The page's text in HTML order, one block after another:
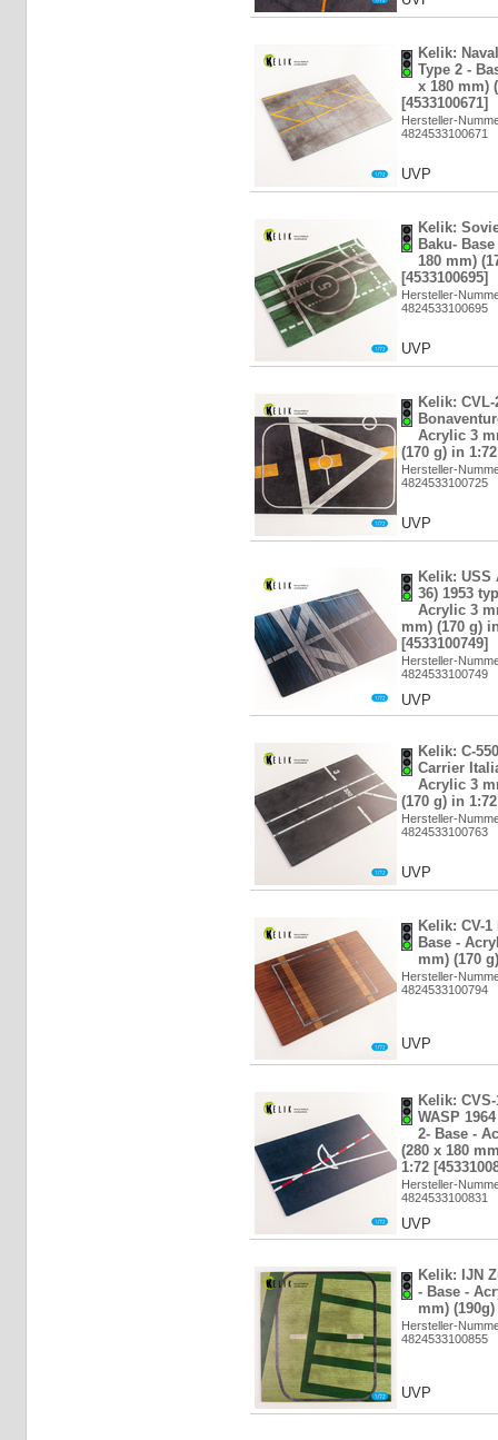
Kelik:
Type 2 -
x 180 mm)
[4533100671]
Hersteller-
4824533100671
UVP
Kelik:
Baku-
180 mm)
[4533100695]
Hersteller-
4824533100695
UVP
Kelik: CVL-
Acrylic 3
(170 g) in
Hersteller-
4824533100725
UVP
Kelik: USS
36) 1953
Acrylic 3
mm) (170 g)
[4533100749]
Hersteller-
4824533100749
UVP
Kelik: C-
Carrier
Acrylic 3
(170 g) in
Hersteller-
4824533100763
UVP
Kelik: CV-
Base -
mm) (170
Hersteller-
4824533100794
UVP
Kelik:
WASP
2- Base -
(280 x 180
1:72
Hersteller-
4824533100831
UVP
Kelik: IJN
- Base -
mm)
Hersteller-
4824533100855
UVP